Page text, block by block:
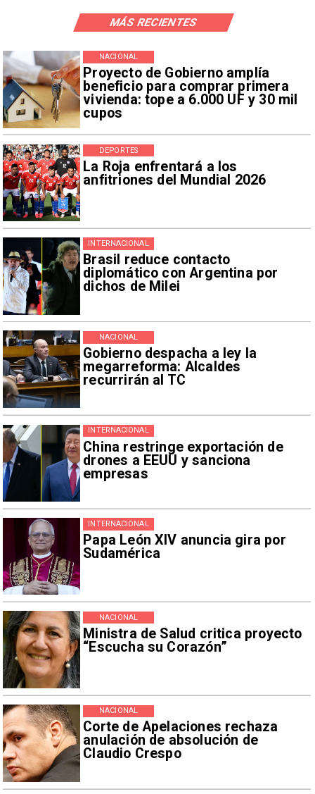
Proyecto de Gobierno amplía
beneficio para comprar primera
vivienda: tope a 6.000 UF y 30 mil
cupos
NACIONAL
La Roja enfrentará a los
anfitriones del Mundial 2026
DEPORTES
Brasil reduce contacto
diplomático con Argentina por
dichos de Milei
INTERNACIONAL
Gobierno despacha a ley la
megarreforma: Alcaldes
recurrirán al TC
NACIONAL
China restringe exportación de
drones a EEUU y sanciona
empresas
INTERNACIONAL
Papa León XIV anuncia gira por
Sudamérica
INTERNACIONAL
Ministra de Salud critica proyecto
“Escucha su Corazón”
NACIONAL
Corte de Apelaciones rechaza
anulación de absolución de
Claudio Crespo
NACIONAL
MÁS RECIENTES